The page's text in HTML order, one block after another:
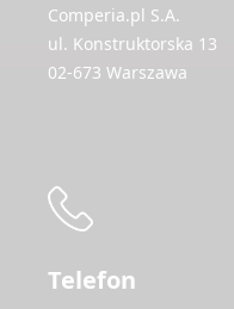
Comperia.pl S.A.
ul. Konstruktorska 13
02-673 Warszawa
Telefon